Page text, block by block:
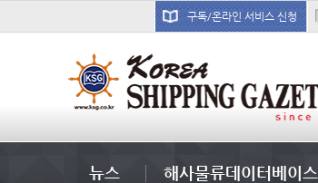
구독/온라인 서비스 신청
뉴스 해사물류데이터베이스